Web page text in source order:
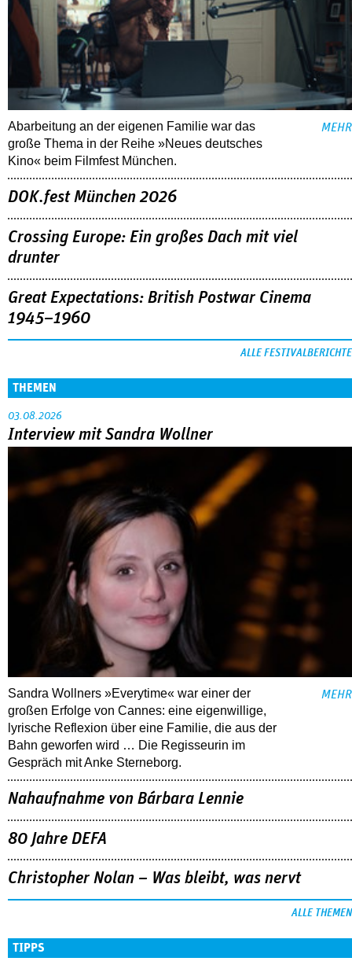
Abarbeitung an der eigenen Familie war das
große Thema in der Reihe »Neues deutsches
Kino« beim Filmfest München.
MEHR
DOK.fest München 2026
Crossing Europe: Ein großes Dach mit viel
drunter
Great Expectations: British Postwar Cinema
1945–1960
ALLE FESTIVALBERICHTE
THEMEN
03.08.2026
Interview mit Sandra Wollner
Sandra Wollners »Everytime« war einer der
großen Erfolge von Cannes: eine eigenwillige,
lyrische Reflexion über eine ­Familie, die aus der
Bahn geworfen wird … Die Regisseurin im
Gespräch mit Anke Sterneborg.
MEHR
Nahaufnahme von Bárbara Lennie
80 Jahre DEFA
Christopher Nolan – Was bleibt, was nervt
ALLE THEMEN
TIPPS